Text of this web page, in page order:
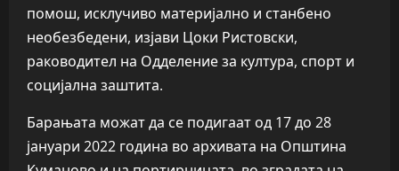
помош, исклучиво материјално и станбено
необезбедени, изјави Цоки Ристовски,
раководител на Одделение за култура, спорт и
социјална заштита.
Барањата можат да се подигаат од 17 до 28
јануари 2022 година во архивата на Општина